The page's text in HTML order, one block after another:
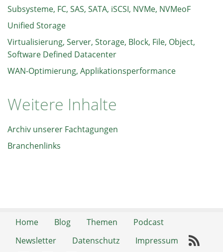
Subsysteme, FC, SAS, SATA, iSCSI, NVMe, NVMeoF
Unified Storage
Virtualisierung, Server, Storage, Block, File, Object,
Software Defined Datacenter
WAN-Optimierung, Applikationsperformance
Weitere Inhalte
Archiv unserer Fachtagungen
Branchenlinks
Home Blog Themen
Podcast
Newsletter
Datenschutz Impressum